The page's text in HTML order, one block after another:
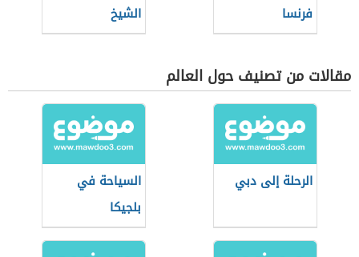
فرنسا
الشيخ
مقالات من تصنيف حول العالم
الرحلة إلى دبي
السياحة في
بلجيكا